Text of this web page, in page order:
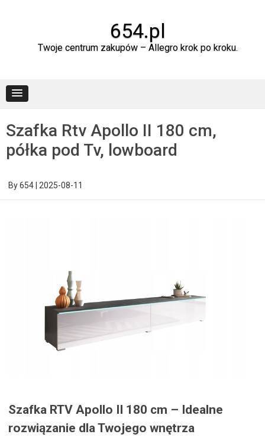
654.pl
Twoje centrum zakupów – Allegro krok po kroku.
Szafka Rtv Apollo II 180 cm,
półka pod Tv, lowboard
By654 2025-08-11
Szafka RTV Apollo II 180 cm – Idealne
rozwiązanie dla Twojego wnętrza